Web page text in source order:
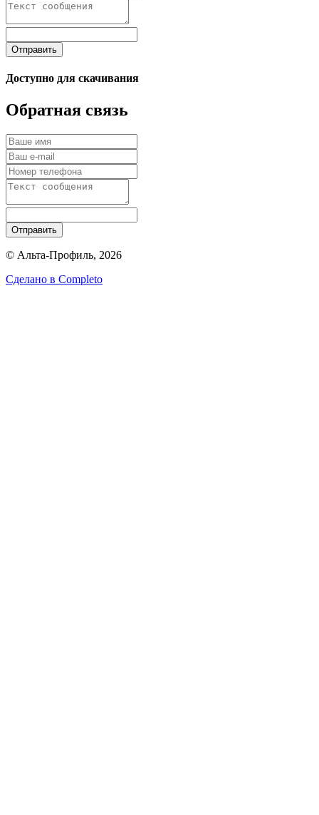
Отправить
Доступно для скачивания
Обратная связь
Отправить
© Альта-Профиль, 2026
Сделано в Completo